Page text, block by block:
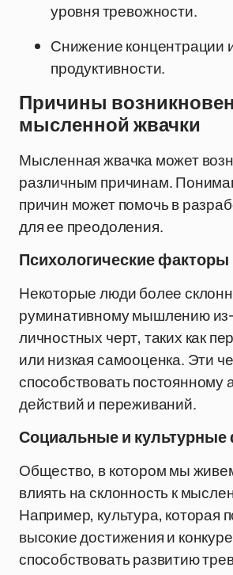
уровня тревожности.
Снижение концентрации
продуктивности.
Причины
мысленной жвачки
Мысленная жвачка может
различным причинам.
причин может помочь в
для ее преодоления.
Психологические факторы
Некоторые люди более
руминативному мышлению
личностных черт, таких как
или низкая самооценка. Эти
способствовать постоянному
действий и переживаний.
Социальные и
Общество, в котором мы
влиять на склонность к
Например, культура, которая
высокие достижения и
способствовать развитию